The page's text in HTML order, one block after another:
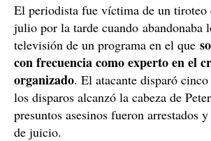
El periodista fue víctima de un tiroteo
julio por la tarde cuando abandonaba
televisión de un programa en el que
con frecuencia como experto en el
organizado. El atacante disparó
los disparos alcanzó la cabeza de
presuntos asesinos fueron arrestados
de juicio.